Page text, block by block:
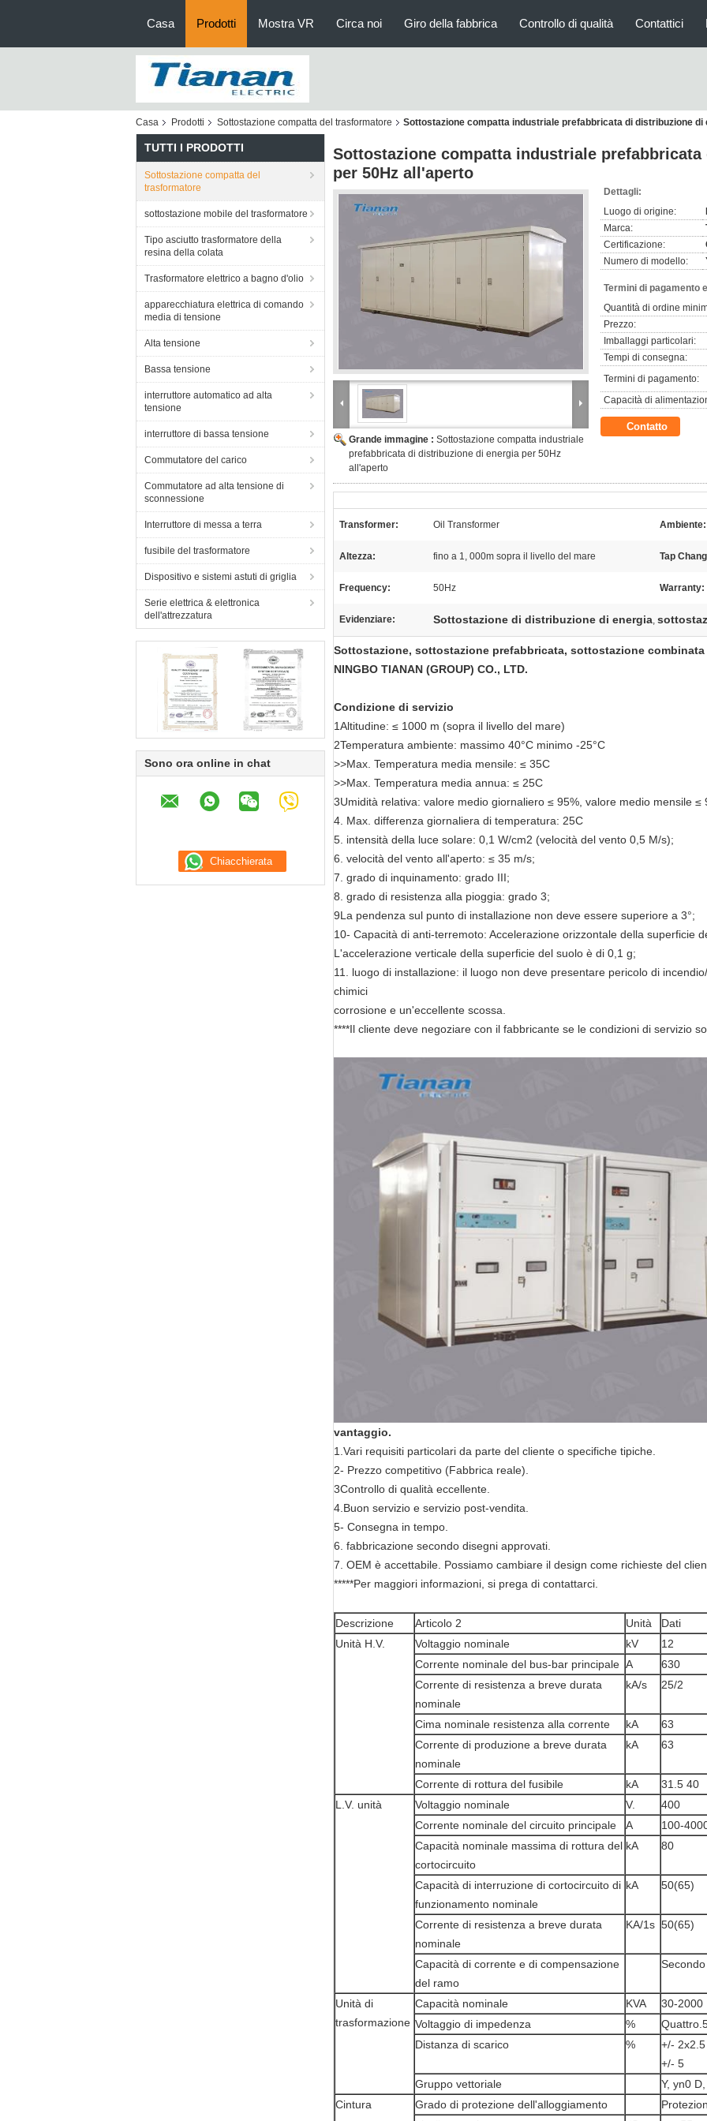
Casa Prodotti Mostra VR Circa noi Giro della fabbrica Controllo di qualità Contattici
Casa Prodotti Sottostazione compatta del trasformatore Sottostazione compatta industriale prefabbricata di distribuzione di
TUTTI I PRODOTTI
Sottostazione compatta del
trasformatore
sottostazione mobile del trasformatore
Tipo asciutto trasformatore della
resina della colata
Trasformatore elettrico a bagno d'olio
apparecchiatura elettrica di comando
media di tensione
Alta tensione
Bassa tensione
interruttore automatico ad alta
tensione
interruttore di bassa tensione
Commutatore del carico
Commutatore ad alta tensione di
sconnessione
Interruttore di messa a terra
fusibile del trasformatore
Dispositivo e sistemi astuti di griglia
Serie elettrica & elettronica
dell'attrezzatura
Sono ora online in chat
Sottostazione compatta industriale
per 50Hz all'aperto
Grande immagine : Sottostazione compatta industriale
prefabbricata di distribuzione di energia per 50Hz
all'aperto
Dettagli:
Luogo di origine:
Marca:
Certificazione:
Numero di modello:
Termini di pagamento
Quantità di ordine
Prezzo:
Imballaggi particolari:
Tempi di consegna:
Termini di pagamento:
Capacità di
Contatto
Transformer: Oil Transformer Ambiente:
Altezza: fino a 1, 000m sopra il livello del mare Tap
Frequency: 50Hz Warranty:
Evidenziare: Sottostazione di distribuzione di energia,
Sottostazione, sottostazione prefabbricata, sottostazione combinata
NINGBO TIANAN (GROUP) CO., LTD.
Condizione di servizio
1Altitudine: ≤ 1000 m (sopra il livello del mare)
2Temperatura ambiente: massimo 40°C minimo -25°C
>>Max. Temperatura media mensile: ≤ 35C
>>Max. Temperatura media annua: ≤ 25C
3Umidità relativa: valore medio giornaliero ≤ 95%, valore medio mensile ≤
4. Max. differenza giornaliera di temperatura: 25C
5. intensità della luce solare: 0,1 W/cm2 (velocità del vento 0,5 M/s);
6. velocità del vento all'aperto: ≤ 35 m/s;
7. grado di inquinamento: grado III;
8. grado di resistenza alla pioggia: grado 3;
9La pendenza sul punto di installazione non deve essere superiore a 3°;
10- Capacità di anti-terremoto: Accelerazione orizzontale della superficie
L'accelerazione verticale della superficie del suolo è di 0,1 g;
11. luogo di installazione: il luogo non deve presentare pericolo di
chimici
corrosione e un'eccellente scossa.
****Il cliente deve negoziare con il fabbricante se le condizioni di servizio
vantaggio.
1.Vari requisiti particolari da parte del cliente o specifiche tipiche.
2- Prezzo competitivo (Fabbrica reale).
3Controllo di qualità eccellente.
4.Buon servizio e servizio post-vendita.
5- Consegna in tempo.
6. fabbricazione secondo disegni approvati.
7. OEM è accettabile. Possiamo cambiare il design come richieste del
*****Per maggiori informazioni, si prega di contattarci.
Descrizione Articolo 2 Unità
Dati
Unità H.V.
Voltaggio nominale kV
12
Corrente nominale del bus-bar principale A
630
Corrente di resistenza a breve durata
nominale
kA/s 25/2
Cima nominale resistenza alla corrente kA
63
Corrente di produzione a breve durata
nominale
kA 63
Corrente di rottura del fusibile kA
31.5 40
L.V. unità
Voltaggio nominale V.
400
Corrente nominale del circuito principale
A
100-
Capacità nominale massima di rottura del
cortocircuito
kA 80
Capacità di interruzione di cortocircuito di
funzionamento nominale
kA 50(65)
Corrente di resistenza a breve durata
nominale
KA/1s 50(65)
Capacità di corrente e di compensazione
del ramo
Unità di
trasformazione
Capacità nominale KVA
30-2000
Voltaggio di impedenza
%
Distanza di scarico
%
+/- 2x2.5
+/- 5
Gruppo vettoriale
Y, yn0
Cintura
Grado di protezione dell'alloggiamento